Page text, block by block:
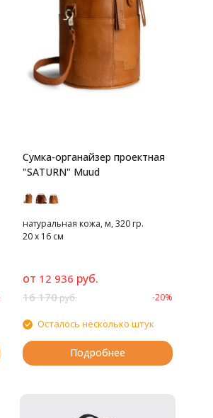
Сумка-органайзер проектная
"SATURN" Muud
натуральная кожа, м, 320 гр.
20 х 16 см
от 12 936 руб.
16 170руб. -20%
Осталось несколько штук
Подробнее